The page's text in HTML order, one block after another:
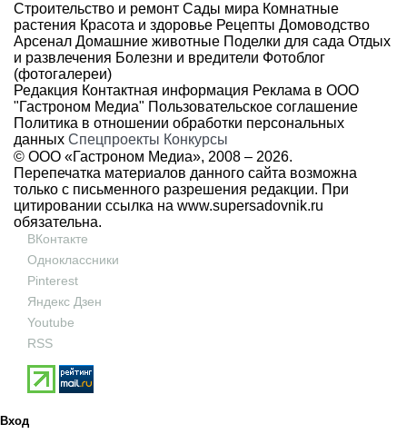
Строительство и ремонт Сады мира Комнатные
растения Красота и здоровье Рецепты Домоводство
Арсенал Домашние животные Поделки для сада Отдых
и развлечения Болезни и вредители Фотоблог
(фотогалереи)
Редакция Контактная информация Реклама в ООО
"Гастроном Медиа" Пользовательское соглашение
Политика в отношении обработки персональных
данных Спецпроекты Конкурсы
© ООО «Гастроном Медиа», 2008 – 2026.
Перепечатка материалов данного сайта возможна
только с письменного разрешения редакции. При
цитировании ссылка на www.supersadovnik.ru
обязательна.
ВКонтакте
Одноклассники
Pinterest
Яндекс Дзен
Youtube
RSS
Вход